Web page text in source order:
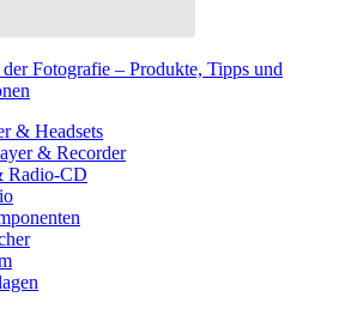
Fotografie – Produkte, Tipps und
& Headsets
& Recorder
Radio-CD